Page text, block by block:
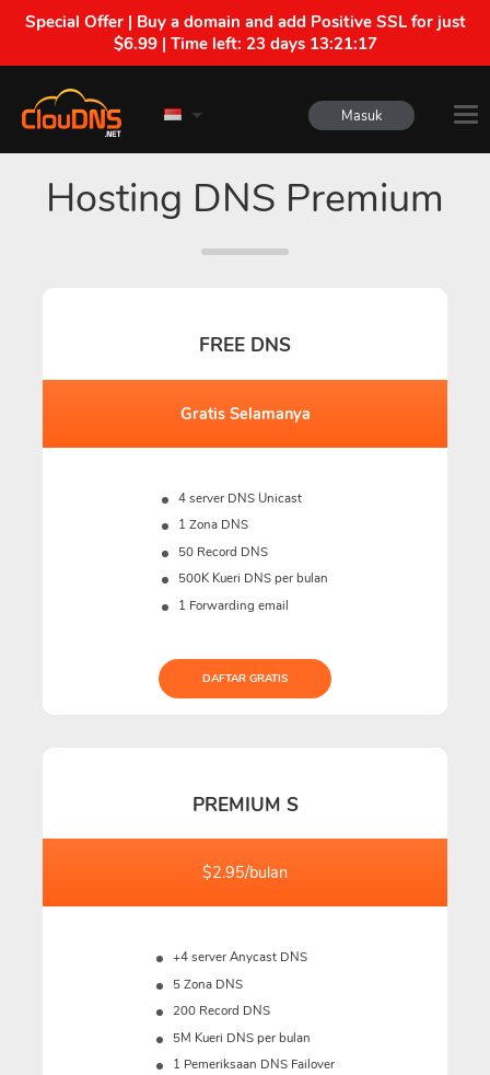
Special Offer | Buy a domain and add Positive SSL for just
$6.99 | Time left: 23 days 13:21:16
Masuk
Hosting DNS Premium
FREE DNS
Gratis Selamanya
4 server DNS Unicast
1 Zona DNS
50 Record DNS
500K Kueri DNS per bulan
1 Forwarding email
DAFTAR GRATIS
PREMIUM S
$2.95/bulan
+4 server Anycast DNS
5 Zona DNS
200 Record DNS
5M Kueri DNS per bulan
1 Pemeriksaan DNS Failover